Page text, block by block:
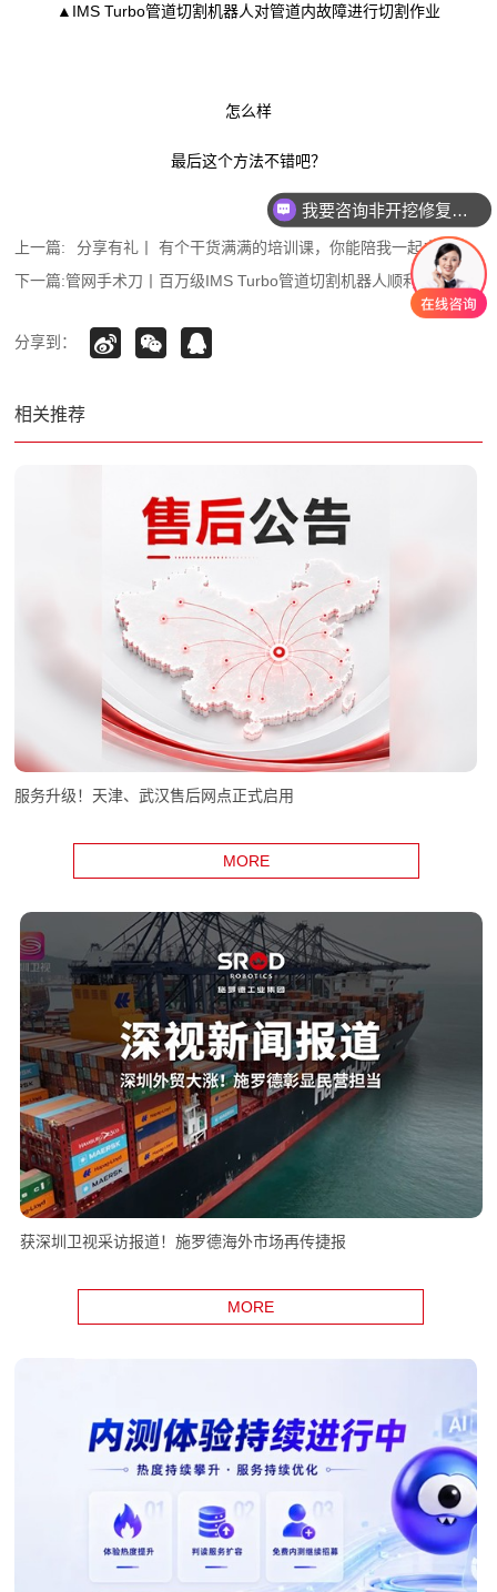
▲IMS Turbo管道切割机器人对管道内故障进行切割作业
怎么样
最后这个方法不错吧？
上一篇:
分享有礼丨 有个干货满满的培训课，你能陪我一起去嘛！
下一篇:管网手术刀丨百万级IMS Turbo管道切割机器人顺利交付广...
分享到：
相关推荐
服务升级！天津、武汉售后网点正式启用
MORE
获深圳卫视采访报道！施罗德海外市场再传捷报
MORE
我要咨询智能电机产品